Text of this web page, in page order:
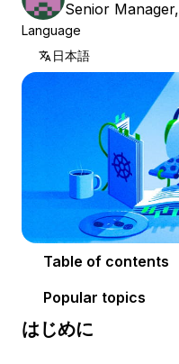
Senior
Language
日本語
Table of contents
Popular topics
はじめに